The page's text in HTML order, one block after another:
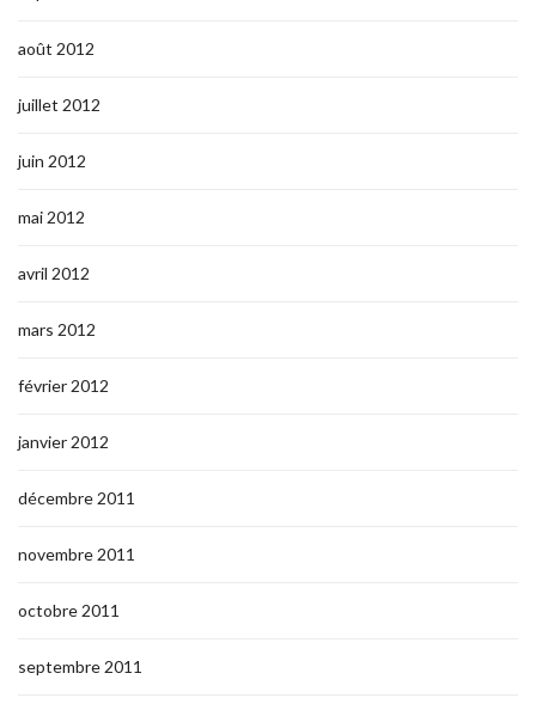
août 2012
juillet 2012
juin 2012
mai 2012
avril 2012
mars 2012
février 2012
janvier 2012
décembre 2011
novembre 2011
octobre 2011
septembre 2011